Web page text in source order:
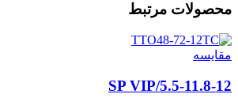
محصولات مرتبط
مقايسه
5.5-11.8-12/SP VIP